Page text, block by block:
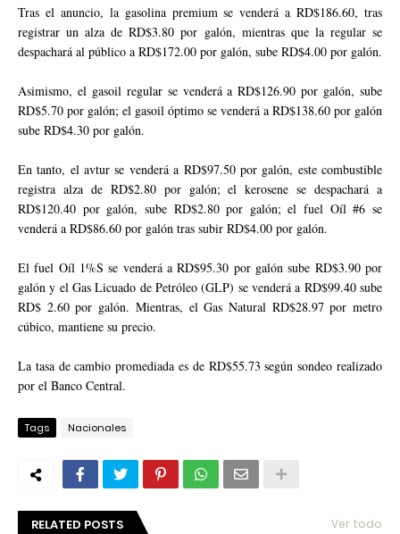
Tras el anuncio, la gasolina premium se venderá a RD$186.60, tras
registrar un alza de RD$3.80 por galón, mientras que la regular se
despachará al público a RD$172.00 por galón, sube RD$4.00 por galón.
Asimismo, el gasoil regular se venderá a RD$126.90 por galón, sube
RD$5.70 por galón; el gasoil óptimo se venderá a RD$138.60 por galón
sube RD$4.30 por galón.
En tanto, el avtur se venderá a RD$97.50 por galón, este combustible
registra alza de RD$2.80 por galón; el kerosene se despachará a
RD$120.40 por galón, sube RD$2.80 por galón; el fuel Oíl #6 se
venderá a RD$86.60 por galón tras subir RD$4.00 por galón.
El fuel Oíl 1%S se venderá a RD$95.30 por galón sube RD$3.90 por
galón y el Gas Licuado de Petróleo (GLP) se venderá a RD$99.40 sube
RD$ 2.60 por galón. Mientras, el Gas Natural RD$28.97 por metro
cúbico, mantiene su precio.
La tasa de cambio promediada es de RD$55.73 según sondeo realizado
por el Banco Central.
Tags Nacionales
RELATED POSTS Ver todo